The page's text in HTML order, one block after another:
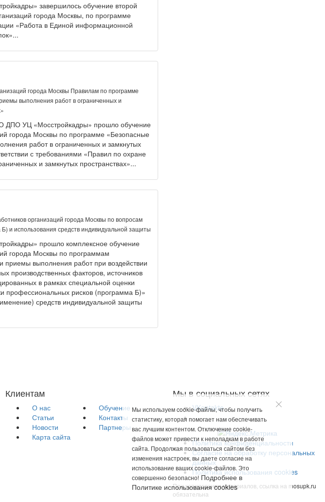
завершилось обучение второй
города Москвы, по программе
«Работа в Единой информационной
города Москвы Правилам по программе
выполнения работ в ограниченных и
ДПО УЦ «Мосстройкадры» прошло обучение
города Москвы по программе «Безопасные
работ в ограниченных и замкнутых
с требованиями «Правил по охране
и замкнутых пространствах»...
организаций города Москвы по вопросам
и использования средств индивидуальной защиты
прошло комплексное обучение
города Москвы по программам
приемы выполнения работ при воздействии
производственных факторов, источников
в рамках специальной оценки
профессиональных рисков (программа Б)»
средств индивидуальной защиты
Клиентам
О нас
Обучение
Статьи
Контакты
Новости
Партнеры
Карта сайта
Мы в социальных сетях
VKontakte
Политика конфиденциальности
Согласие на обработку персональных
данных
Политика использования cookies
При копировании материалов, ссылка на mosupk.ru
обязательна
Мы используем cookie-файлы, чтобы получить
статистику, которая помогает нам обеспечивать
вас лучшим контентом. Отключение cookie-
файлов может привести к неполадкам в работе
сайта. Продолжая пользоваться сайтом без
изменения настроек, вы даете согласие на
использование ваших cookie-файлов. Это
совершенно безопасно!Подробнее в
Политике использования cookies